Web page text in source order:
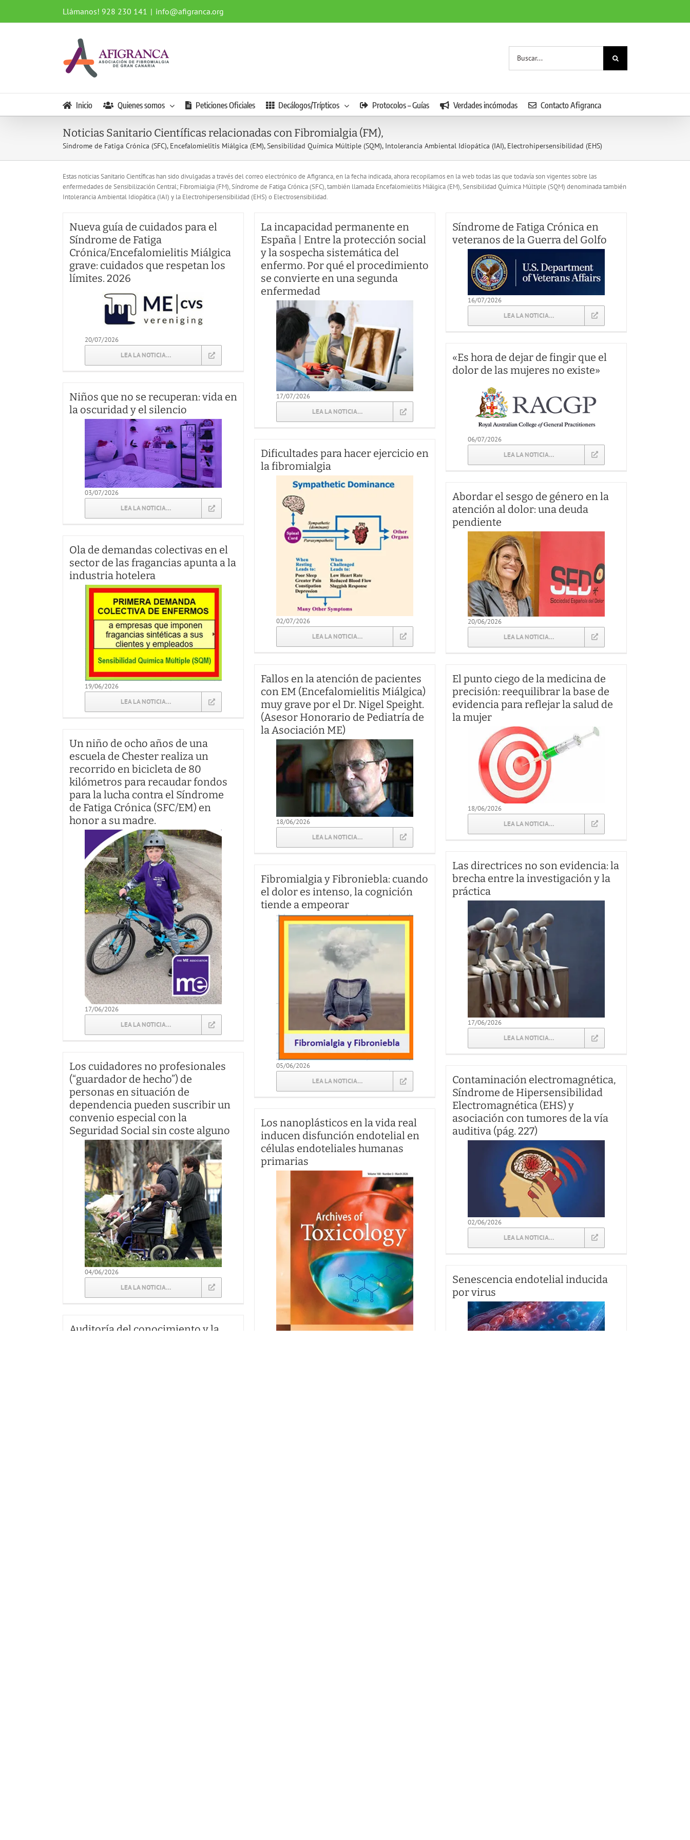
contenido
Llámanos! 928 230 141 | info@afigranca.org
Inicio Quienes somos Peticiones Oficiales Decálogos/Trípticos Protocolos – Guías Verdades incómodas Contacto Afigranca
Noticias Sanitario Científicas relacionadas con Fibromialgia (FM),
Síndrome de Fatiga Crónica (SFC), Encefalomielitis Miálgica (EM), Sensibilidad Química Múltiple (SQM), Intolerancia Ambiental Idiopática (IAI), Electrohipersensibilidad (EHS)
Estas noticias Sanitario Científicas han sido divulgadas a través del correo electrónico de Afigranca, en la fecha indicada, ahora recopilamos en la web todas las que todavía son vigentes sobre las
enfermedades de Sensibilización Central; Fibromialgia (FM), Síndrome de Fatiga Crónica (SFC), también llamada Encefalomielitis Miálgica (EM), Sensibilidad Química Múltiple (SQM) denominada también
Intolerancia Ambiental Idiopática (IAI) y la Electrohipersensibilidad (EHS) o Electrosensibilidad.
Nueva guía de cuidados para el
Síndrome de Fatiga
Crónica/Encefalomielitis Miálgica
grave: cuidados que respetan los
límites. 2026
20/07/2026
LEA LA NOTICIA…
La incapacidad permanente en
España | Entre la protección social
y la sospecha sistemática del
enfermo. Por qué el procedimiento
se convierte en una segunda
enfermedad
17/07/2026
LEA LA NOTICIA…
Síndrome de Fatiga Crónica en
veteranos de la Guerra del Golfo
16/07/2026
LEA LA NOTICIA…
«Es hora de dejar de fingir que el
dolor de las mujeres no existe»
06/07/2026
LEA LA NOTICIA…
Niños que no se recuperan: vida en
la oscuridad y el silencio
03/07/2026
LEA LA NOTICIA…
Dificultades para hacer ejercicio en
la fibromialgia
02/07/2026
LEA LA NOTICIA…
Abordar el sesgo de género en la
atención al dolor: una deuda
pendiente
20/06/2026
LEA LA NOTICIA…
Ola de demandas colectivas en el
sector de las fragancias apunta a la
industria hotelera
19/06/2026
LEA LA NOTICIA…
Fallos en la atención de pacientes
con EM (Encefalomielitis Miálgica)
muy grave por el Dr. Nigel Speight.
(Asesor Honorario de Pediatría de
la Asociación ME)
18/06/2026
LEA LA NOTICIA…
El punto ciego de la medicina de
precisión: reequilibrar la base de
evidencia para reflejar la salud de
la mujer
18/06/2026
LEA LA NOTICIA…
Un niño de ocho años de una
escuela de Chester realiza un
recorrido en bicicleta de 80
kilómetros para recaudar fondos
para la lucha contra el Síndrome
de Fatiga Crónica (SFC/EM) en
honor a su madre.
17/06/2026
LEA LA NOTICIA…
Las directrices no son evidencia: la
brecha entre la investigación y la
práctica
17/06/2026
LEA LA NOTICIA…
Fibromialgia y Fibroniebla: cuando
el dolor es intenso, la cognición
tiende a empeorar
05/06/2026
LEA LA NOTICIA…
Los cuidadores no profesionales
(“guardador de hecho”) de
personas en situación de
dependencia pueden suscribir un
convenio especial con la
Seguridad Social sin coste alguno
04/06/2026
LEA LA NOTICIA…
Contaminación electromagnética,
Síndrome de Hipersensibilidad
Electromagnética (EHS) y
asociación con tumores de la vía
auditiva (pág. 227)
02/06/2026
LEA LA NOTICIA…
Los nanoplásticos en la vida real
inducen disfunción endotelial en
células endoteliales humanas
primarias
Senescencia endotelial inducida
por virus
Auditoría del conocimiento y la